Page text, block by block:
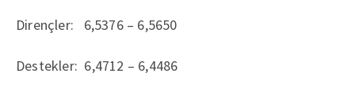
Dirençler: 6,5376 – 6,5650
Destekler: 6,4712 – 6,4486